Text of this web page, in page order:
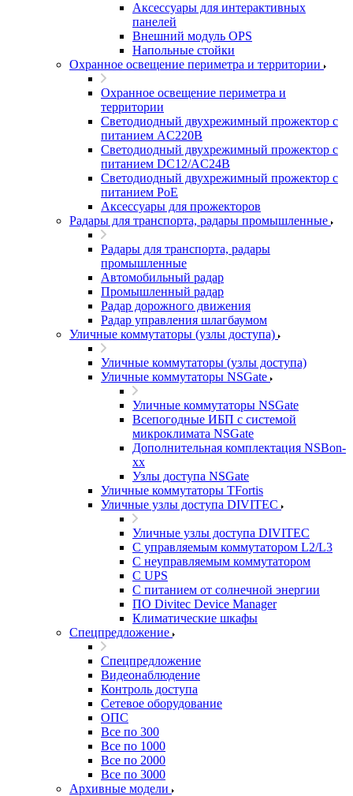
Аксессуары для интерактивных
панелей
Внешний модуль OPS
Напольные стойки
Охранное освещение периметра и территории
Охранное освещение периметра и
территории
Светодиодный двухрежимный прожектор с
питанием AC220В
Светодиодный двухрежимный прожектор с
питанием DC12/AC24В
Светодиодный двухрежимный прожектор с
питанием PoE
Аксессуары для прожекторов
Радары для транспорта, радары промышленные
Радары для транспорта, радары
промышленные
Автомобильный радар
Промышленный радар
Радар дорожного движения
Радар управления шлагбаумом
Уличные коммутаторы (узлы доступа)
Уличные коммутаторы (узлы доступа)
Уличные коммутаторы NSGate
Уличные коммутаторы NSGate
Всепогодные ИБП с системой
микроклимата NSGate
Дополнительная комплектация NSBon-
xx
Узлы доступа NSGate
Уличные коммутаторы TFortis
Уличные узлы доступа DIVITEC
Уличные узлы доступа DIVITEC
С управляемым коммутатором L2/L3
С неуправляемым коммутатором
С UPS
С питанием от солнечной энергии
ПО Divitec Device Manager
Климатические шкафы
Спецпредложение
Спецпредложение
Видеонаблюдение
Контроль доступа
Сетевое оборудование
ОПС
Все по 300
Все по 1000
Все по 2000
Все по 3000
Архивные модели